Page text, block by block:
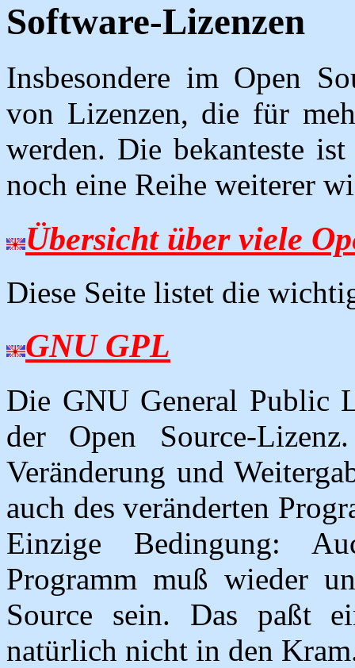
Software-Lizenzen
Insbesondere im Open
von Lizenzen, die für
werden. Die bekanteste
noch eine Reihe weiterer
Übersicht über viele
Diese Seite listet die
GNU GPL
Die GNU General Public
der Open Source-
Veränderung und
auch des veränderten
Einzige Bedingung:
Programm muß wieder
Source sein. Das paßt
natürlich nicht in den